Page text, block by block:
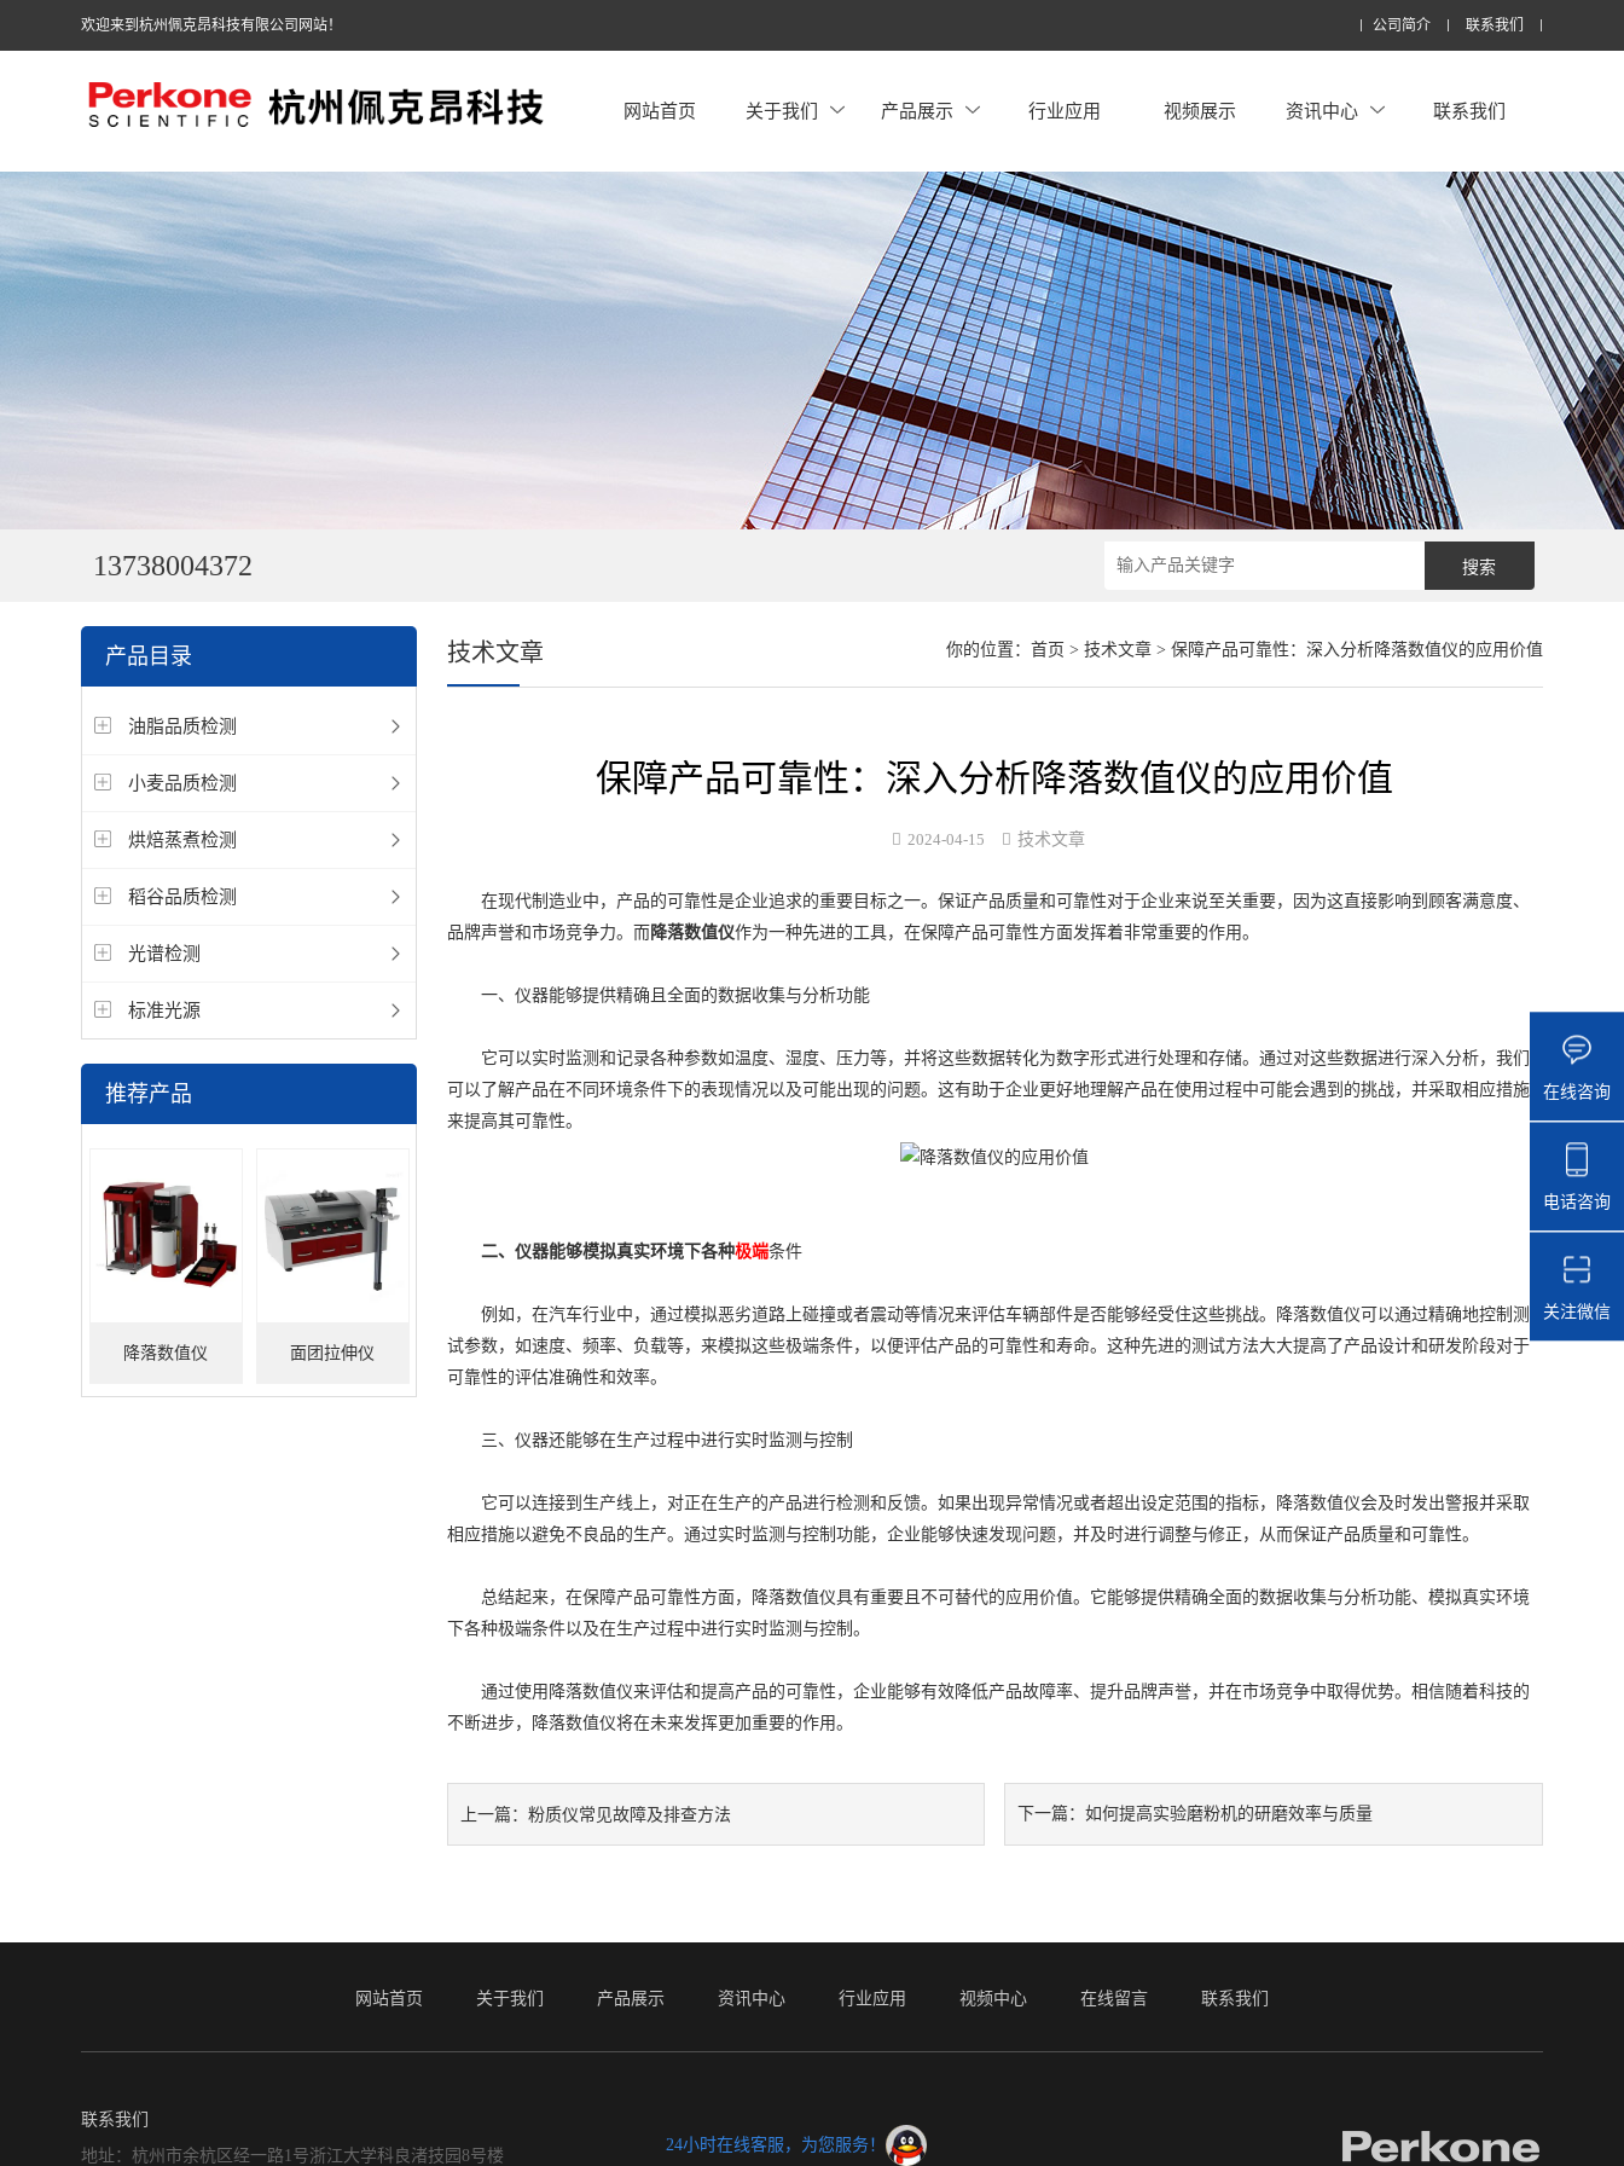
欢迎来到杭州佩克昂科技有限公司网站！ 公司简介 联系我们
网站首页 关于我们 产品展示 行业应用 视频展示 资讯中心 联系我们
13738004372
产品目录
油脂品质检测
小麦品质检测
烘焙蒸煮检测
稻谷品质检测
光谱检测
标准光源
推荐产品
降落数值仪 面团拉伸仪
你的位置： 首页 > 技术文章> 保障产品可靠性：深入分析降落数值仪的应用价值
技术文章
保障产品可靠性：深入分析降落数值仪的应用价值
2024-04-15 技术文章
在现代制造业中，产品的可靠性是企业追求的重要目标之一。保证产品质量和可靠性对于企业来说至关重要，因为这直接影响到顾客满意度、
品牌声誉和市场竞争力。而 降落数值仪作为一种先进的工具，在保障产品可靠性方面发挥着非常重要的作用。
一、仪器能够提供精确且全面的数据收集与分析功能
它可以实时监测和记录各种参数如温度、湿度、压力等，并将这些数据转化为数字形式进行处理和存储。通过对这些数据进行深入分析，我们
可以了解产品在不同环境条件下的表现情况以及可能出现的问题。这有助于企业更好地理解产品在使用过程中可能会遇到的挑战，并采取相应措施
来提高其可靠性。
二、仪器能够模拟真实环境下各种极端条件
例如，在汽车行业中，通过模拟恶劣道路上碰撞或者震动等情况来评估车辆部件是否能够经受住这些挑战。降落数值仪可以通过精确地控制测
试参数，如速度、频率、负载等，来模拟这些极端条件，以便评估产品的可靠性和寿命。这种先进的测试方法大大提高了产品设计和研发阶段对于
可靠性的评估准确性和效率。
三、仪器还能够在生产过程中进行实时监测与控制
它可以连接到生产线上，对正在生产的产品进行检测和反馈。如果出现异常情况或者超出设定范围的指标，降落数值仪会及时发出警报并采取
相应措施以避免不良品的生产。通过实时监测与控制功能，企业能够快速发现问题，并及时进行调整与修正，从而保证产品质量和可靠性。
总结起来，在保障产品可靠性方面，降落数值仪具有重要且不可替代的应用价值。它能够提供精确全面的数据收集与分析功能、模拟真实环境
下各种极端条件以及在生产过程中进行实时监测与控制。
通过使用降落数值仪来评估和提高产品的可靠性，企业能够有效降低产品故障率、提升品牌声誉，并在市场竞争中取得优势。相信随着科技的
不断进步，降落数值仪将在未来发挥更加重要的作用。
上一篇： 粉质仪常见故障及排查方法 下一篇：如何提高实验磨粉机的研磨效率与质量
网站首页 关于我们 产品展示 资讯中心 行业应用 视频中心 在线留言 联系我们
联系我们
地址：杭州市余杭区经一路1号浙江大学科良渚技园8号楼
24小时在线客服，为您服务！
在线咨询
电话咨询
关注微信